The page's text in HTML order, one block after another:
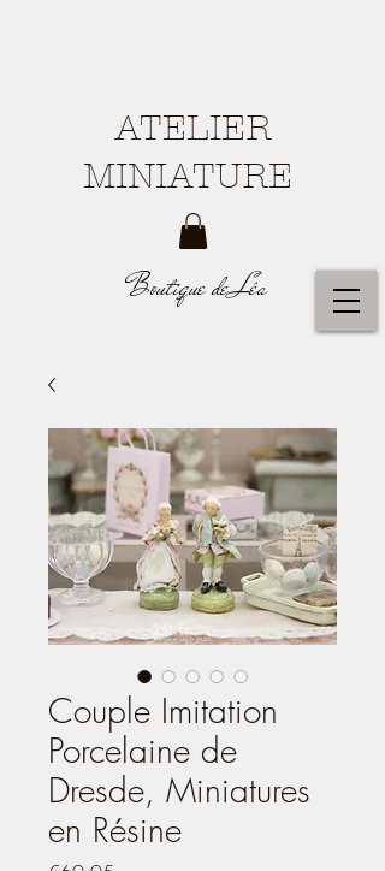
Boutique de Léa
ATELIER
MINIATURE
Couple Imitation
Porcelaine de
Dresde, Miniatures
en Résine